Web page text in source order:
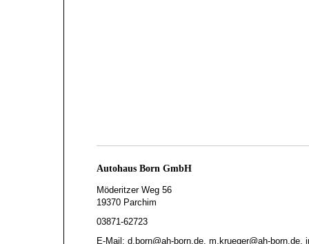
Autohaus Born GmbH
Möderitzer Weg 56
19370 Parchim
03871-62723
E-Mail: d.born@ah-born.de, m.krueger@ah-born.de,